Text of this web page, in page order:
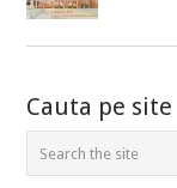
Cauta pe site